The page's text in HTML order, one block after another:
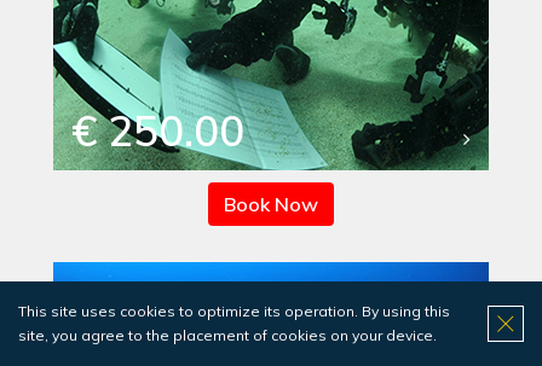
€ 250.00
Book Now
PADI DOLPHIN
SEMICLOSED
This site uses cookies to optimize its operation. By using this
site, you agree to the placement of cookies on your device.